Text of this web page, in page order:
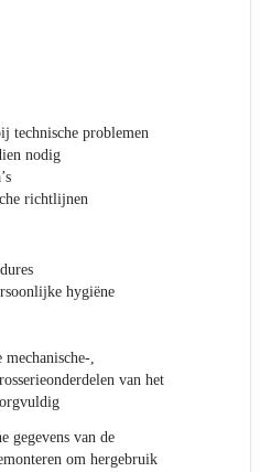
technische problemen
nodig
richtlijnen
hygiëne
mechanische-,
van het
gegevens van de
om hergebruik